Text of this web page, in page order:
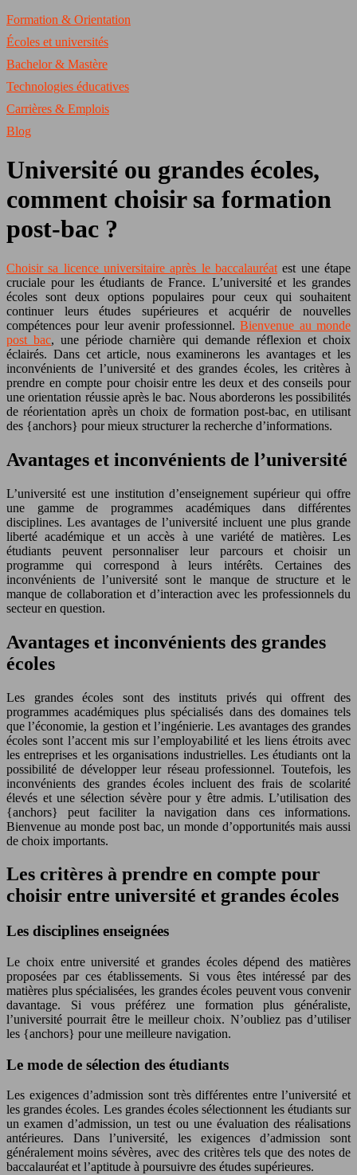
Formation & Orientation
Écoles et universités
Bachelor & Mastère
Technologies éducatives
Carrières & Emplois
Blog
Université ou grandes écoles,
comment choisir sa formation
post-bac ?
Choisir sa licence universitaire après le baccalauréat est une étape
cruciale pour les étudiants de France. L’université et les grandes
écoles sont deux options populaires pour ceux qui souhaitent
continuer leurs études supérieures et acquérir de nouvelles
compétences pour leur avenir professionnel.Bienvenue au monde
post bac, une période charnière qui demande réflexion et choix
éclairés. Dans cet article, nous examinerons les avantages et les
inconvénients de l’université et des grandes écoles, les critères à
prendre en compte pour choisir entre les deux et des conseils pour
une orientation réussie après le bac. Nous aborderons les possibilités
de réorientation après un choix de formation post-bac, en utilisant
des {anchors} pour mieux structurer la recherche d’informations.
Avantages et inconvénients de l’université
L’université est une institution d’enseignement supérieur qui offre
une gamme de programmes académiques dans différentes
disciplines. Les avantages de l’université incluent une plus grande
liberté académique et un accès à une variété de matières. Les
étudiants peuvent personnaliser leur parcours et choisir un
programme qui correspond à leurs intérêts. Certaines des
inconvénients de l’université sont le manque de structure et le
manque de collaboration et d’interaction avec les professionnels du
secteur en question.
Avantages et inconvénients des grandes
écoles
Les grandes écoles sont des instituts privés qui offrent des
programmes académiques plus spécialisés dans des domaines tels
que l’économie, la gestion et l’ingénierie. Les avantages des grandes
écoles sont l’accent mis sur l’employabilité et les liens étroits avec
les entreprises et les organisations industrielles. Les étudiants ont la
possibilité de développer leur réseau professionnel. Toutefois, les
inconvénients des grandes écoles incluent des frais de scolarité
élevés et une sélection sévère pour y être admis. L’utilisation des
{anchors} peut faciliter la navigation dans ces informations.
Bienvenue au monde post bac, un monde d’opportunités mais aussi
de choix importants.
Les critères à prendre en compte pour
choisir entre université et grandes écoles
Les disciplines enseignées
Le choix entre université et grandes écoles dépend des matières
proposées par ces établissements. Si vous êtes intéressé par des
matières plus spécialisées, les grandes écoles peuvent vous convenir
davantage. Si vous préférez une formation plus généraliste,
l’université pourrait être le meilleur choix. N’oubliez pas d’utiliser
les {anchors} pour une meilleure navigation.
Le mode de sélection des étudiants
Les exigences d’admission sont très différentes entre l’université et
les grandes écoles. Les grandes écoles sélectionnent les étudiants sur
un examen d’admission, un test ou une évaluation des réalisations
antérieures. Dans l’université, les exigences d’admission sont
généralement moins sévères, avec des critères tels que des notes de
baccalauréat et l’aptitude à poursuivre des études supérieures.